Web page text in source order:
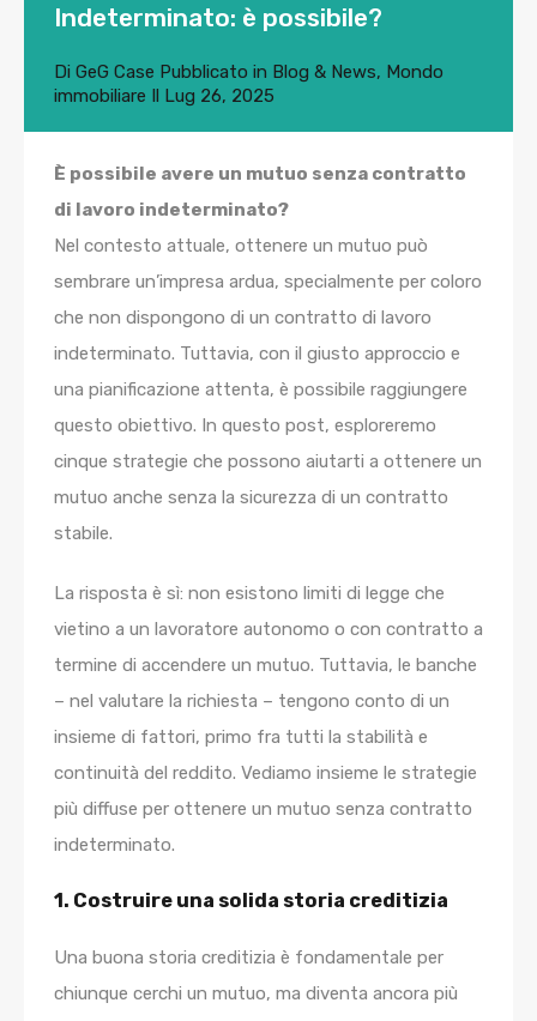
Indeterminato: è possibile?
Di GeG Case Pubblicato in Blog & News, Mondo
immobiliare Il Lug 26, 2025
È possibile avere un mutuo senza contratto
di lavoro indeterminato?
Nel contesto attuale, ottenere un mutuo può
sembrare un’impresa ardua, specialmente per coloro
che non dispongono di un contratto di lavoro
indeterminato. Tuttavia, con il giusto approccio e
una pianificazione attenta, è possibile raggiungere
questo obiettivo. In questo post, esploreremo
cinque strategie che possono aiutarti a ottenere un
mutuo anche senza la sicurezza di un contratto
stabile.
La risposta è sì: non esistono limiti di legge che
vietino a un lavoratore autonomo o con contratto a
termine di accendere un mutuo. Tuttavia, le banche
– nel valutare la richiesta – tengono conto di un
insieme di fattori, primo fra tutti la stabilità e
continuità del reddito. Vediamo insieme le strategie
più diffuse per ottenere un mutuo senza contratto
indeterminato.
1. Costruire una solida storia creditizia
Una buona storia creditizia è fondamentale per
chiunque cerchi un mutuo, ma diventa ancora più